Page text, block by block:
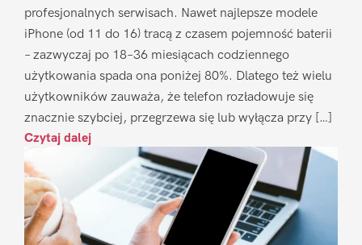
profesjonalnych serwisach. Nawet najlepsze modele
iPhone (od 11 do 16) tracą z czasem pojemność baterii
– zazwyczaj po 18–36 miesiącach codziennego
użytkowania spada ona poniżej 80%. Dlatego też wielu
użytkowników zauważa, że telefon rozładowuje się
znacznie szybciej, przegrzewa się lub wyłącza przy […]
Czytaj dalej